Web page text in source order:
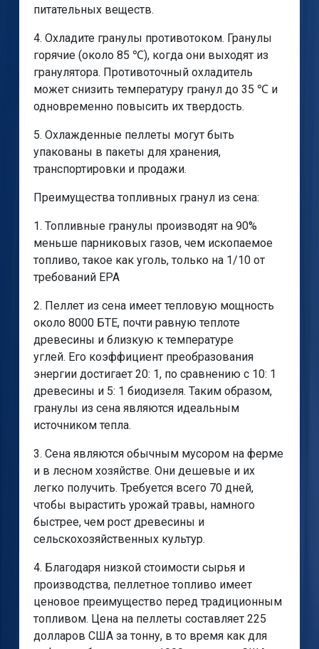
питательных веществ.
4. Охладите гранулы противотоком. Гранулы
горячие (около 85 ℃), когда они выходят из
гранулятора. Противоточный охладитель
может снизить температуру гранул до 35 ℃ и
одновременно повысить их твердость.
5. Охлажденные пеллеты могут быть
упакованы в пакеты для хранения,
транспортировки и продажи.
Преимущества топливных гранул из сена:
1. Топливные гранулы производят на 90%
меньше парниковых газов, чем ископаемое
топливо, такое как уголь, только на 1/10 от
требований EPA
2. Пеллет из сена имеет тепловую мощность
около 8000 БТЕ, почти равную теплоте
древесины и близкую к температуре
углей. Его коэффициент преобразования
энергии достигает 20: 1, по сравнению с 10: 1
древесины и 5: 1 биодизеля. Таким образом,
гранулы из сена являются идеальным
источником тепла.
3. Сена являются обычным мусором на ферме
и в лесном хозяйстве. Они дешевые и их
легко получить. Требуется всего 70 дней,
чтобы вырастить урожай травы, намного
быстрее, чем рост древесины и
сельскохозяйственных культур.
4. Благодаря низкой стоимости сырья и
производства, пеллетное топливо имеет
ценовое преимущество перед традиционным
топливом. Цена на пеллеты составляет 225
долларов США за тонну, в то время как для